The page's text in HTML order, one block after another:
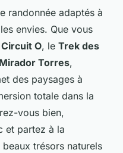
randonnée adaptés à
envies. Que vous
Circuit O, le Trek des
Mirador Torres,
des paysages à
totale dans la
vous bien,
et partez à la
trésors naturels